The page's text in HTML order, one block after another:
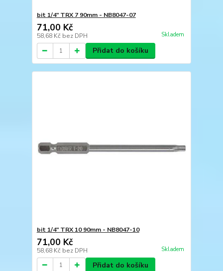
bit 1/4" TRX 7 90mm - NB8047-07
71,00 Kč
58,68 Kč bez DPH Skladem
Přidat do košíku
bit 1/4" TRX 10 90mm - NB8047-10
71,00 Kč
58,68 Kč bez DPH Skladem
Přidat do košíku